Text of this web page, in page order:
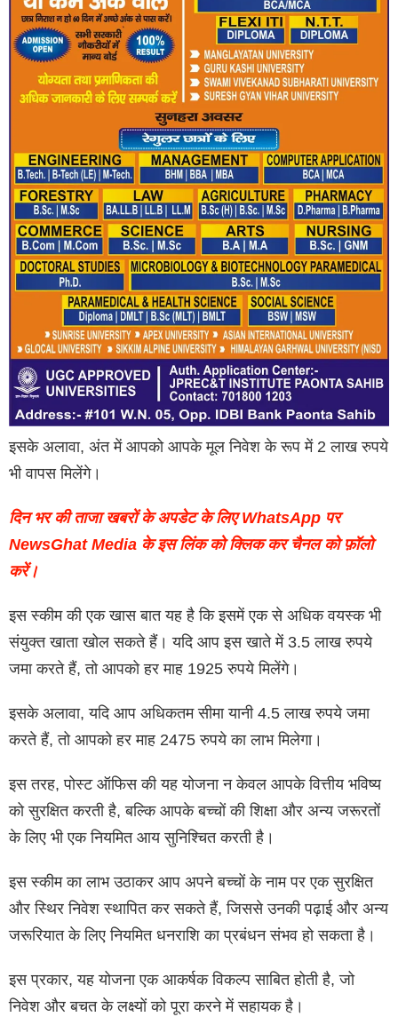
इसके अलावा, अंत में आपको आपके मूल निवेश के रूप में 2 लाख रुपये
भी वापस मिलेंगे।
दिन भर की ताजा खबरों के अपडेट के लिए WhatsApp पर
NewsGhat Media के इस लिंक को क्लिक कर चैनल को फ़ॉलो
करें।
इस स्कीम की एक खास बात यह है कि इसमें एक से अधिक वयस्क भी
संयुक्त खाता खोल सकते हैं। यदि आप इस खाते में 3.5 लाख रुपये
जमा करते हैं, तो आपको हर माह 1925 रुपये मिलेंगे।
इसके अलावा, यदि आप अधिकतम सीमा यानी 4.5 लाख रुपये जमा
करते हैं, तो आपको हर माह 2475 रुपये का लाभ मिलेगा।
इस तरह, पोस्ट ऑफिस की यह योजना न केवल आपके वित्तीय भविष्य
को सुरक्षित करती है, बल्कि आपके बच्चों की शिक्षा और अन्य जरूरतों
के लिए भी एक नियमित आय सुनिश्चित करती है।
इस स्कीम का लाभ उठाकर आप अपने बच्चों के नाम पर एक सुरक्षित
और स्थिर निवेश स्थापित कर सकते हैं, जिससे उनकी पढ़ाई और अन्य
जरूरियात के लिए नियमित धनराशि का प्रबंधन संभव हो सकता है।
इस प्रकार, यह योजना एक आकर्षक विकल्प साबित होती है, जो
निवेश और बचत के लक्ष्यों को पूरा करने में सहायक है।